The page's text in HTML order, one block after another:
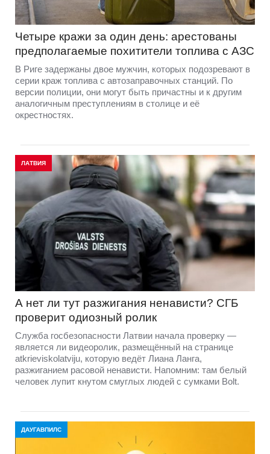
Четыре кражи за один день: арестованы
предполагаемые похитители топлива с АЗС
В Риге задержаны двое мужчин, которых подозревают в
серии краж топлива с автозаправочных станций. По
версии полиции, они могут быть причастны и к другим
аналогичным преступлениям в столице и её
окрестностях.
ЛАТВИЯ
А нет ли тут разжигания ненависти? СГБ
проверит одиозный ролик
Служба госбезопасности Латвии начала проверку —
является ли видеоролик, размещённый на странице
atkrieviskolatviju, которую ведёт Лиана Ланга,
разжиганием расовой ненависти. Напомним: там белый
человек лупит кнутом смуглых людей с сумками Bolt.
ДАУГАВПИЛС